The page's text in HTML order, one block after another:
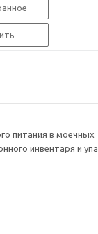
питания в моечных
инвентаря и